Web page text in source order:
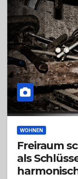
WOHNEN
Freiraum
als